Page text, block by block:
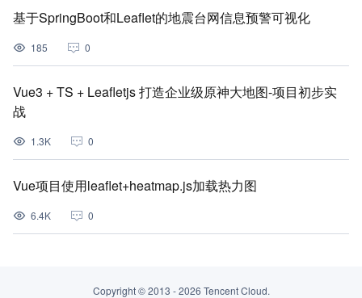
基于SpringBoot和Leaflet的地震台网信息预警可视化
185 0
Vue3 + TS + Leafletjs 打造企业级原神大地图-项目初步实
战
1.3K 0
Vue项目使用leaflet+heatmap.js加载热力图
6.4K 0
Copyright © 2013 -2026 Tencent Cloud.